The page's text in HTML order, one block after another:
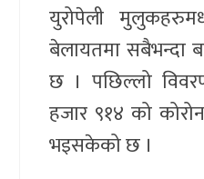
युरोपेली
बेलायतमा सबैभन्दा
छ । पछिल्लो
हजार ९१४ को
भइसकेको छ ।